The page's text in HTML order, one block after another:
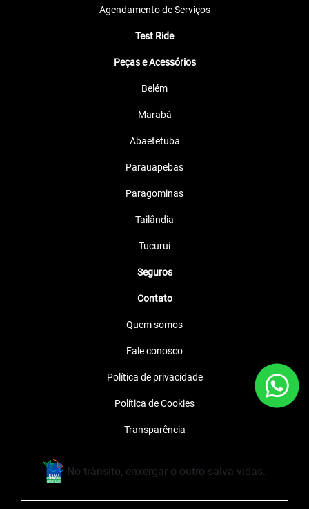
Agendamento de Serviços
Test Ride
Peças e Acessórios
Belém
Marabá
Abaetetuba
Parauapebas
Paragominas
Tailândia
Tucuruí
Seguros
Contato
Quem somos
Fale conosco
Política de privacidade
Política de Cookies
Transparência
No trânsito, enxergar o outro salva vidas.